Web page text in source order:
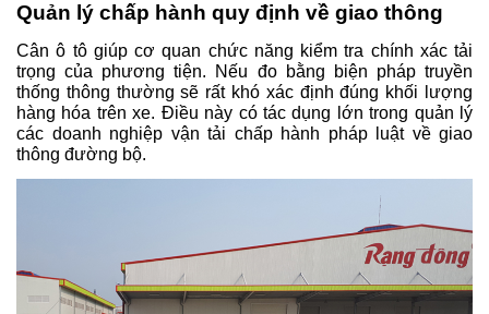
Quản lý chấp hành quy định về giao thông
Cân ô tô giúp cơ quan chức năng kiểm tra chính xác tải
trọng của phương tiện. Nếu đo bằng biện pháp truyền
thống thông thường sẽ rất khó xác định đúng khối lượng
hàng hóa trên xe. Điều này có tác dụng lớn trong quản lý
các doanh nghiệp vận tải chấp hành pháp luật về giao
thông đường bộ.